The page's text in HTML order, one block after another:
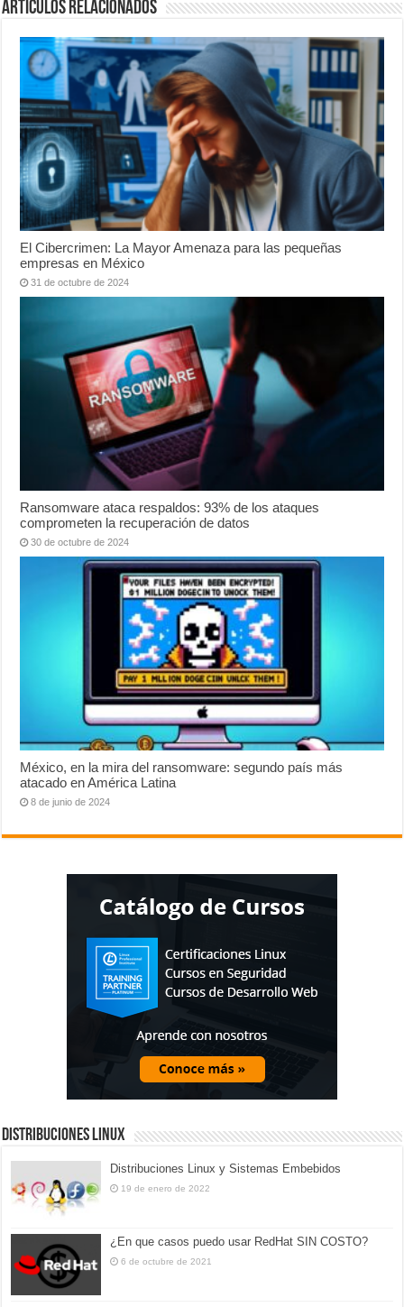
Artículos relacionados
El Cibercrimen: La Mayor Amenaza para las pequeñas
empresas en México
31 de octubre de 2024
Ransomware ataca respaldos: 93% de los ataques
comprometen la recuperación de datos
30 de octubre de 2024
México, en la mira del ransomware: segundo país más
atacado en América Latina
8 de junio de 2024
Distribuciones Linux
Distribuciones Linux y Sistemas Embebidos
19 de enero de 2022
¿En que casos puedo usar RedHat SIN COSTO?
6 de octubre de 2021